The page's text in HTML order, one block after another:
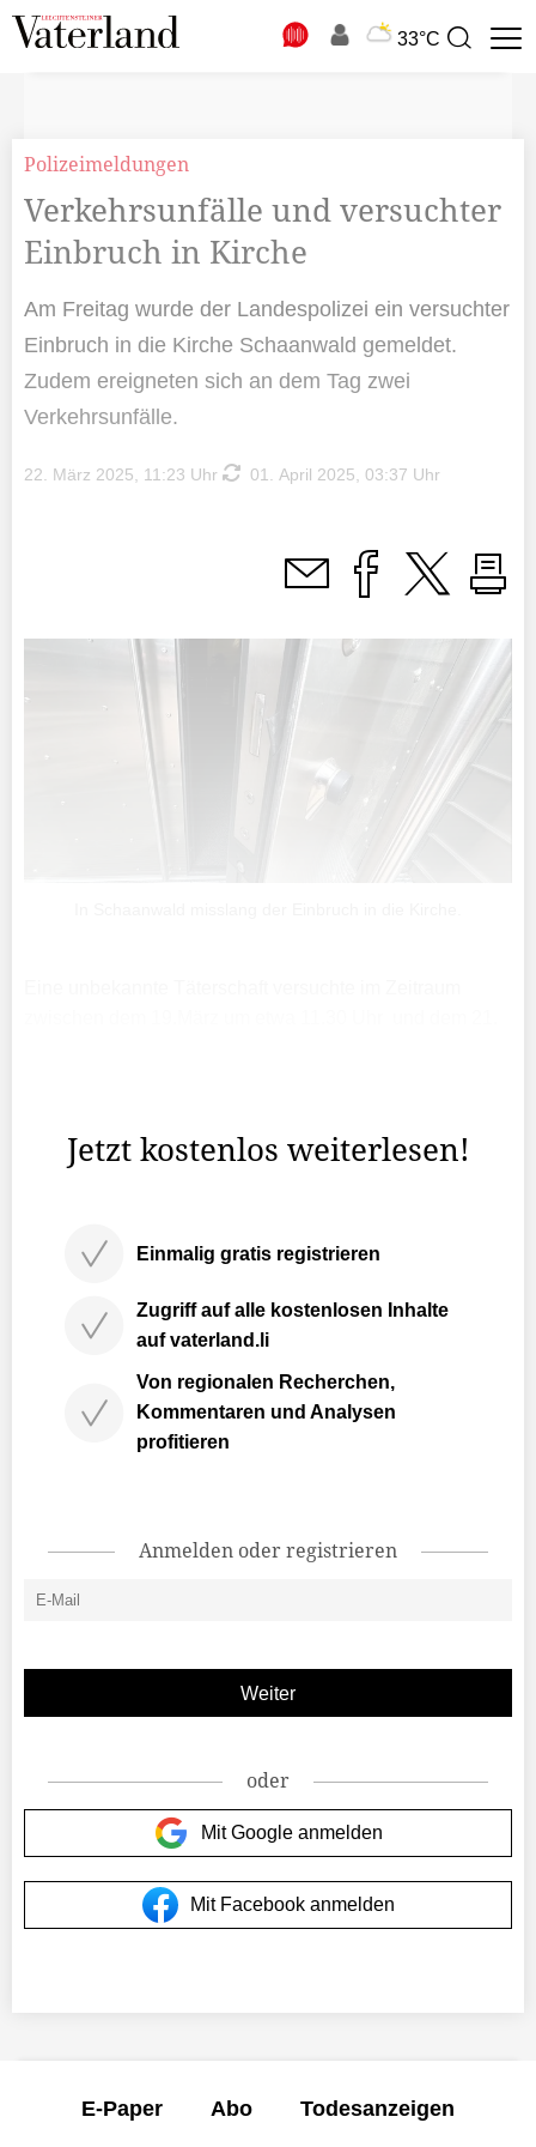
33°C
Suchbegriff
Polizeimeldungen
Verkehrsunfälle und versuchter
Einbruch in Kirche
Am Freitag wurde der Landespolizei ein versuchter
Einbruch in die Kirche Schaanwald gemeldet.
Zudem ereigneten sich an dem Tag zwei
Verkehrsunfälle.
22. März 2025, 11:23 Uhr 01. April 2025, 03:37 Uhr
Jetzt kostenlos weiterlesen!
Einmalig gratis registrieren
Zugriff auf alle kostenlosen Inhalte
auf vaterland.li
Von regionalen Recherchen,
Kommentaren und Analysen
profitieren
Anmelden oder registrieren
oder
Mit Google anmelden
Mit Facebook anmelden
E-Paper Abo Todesanzeigen